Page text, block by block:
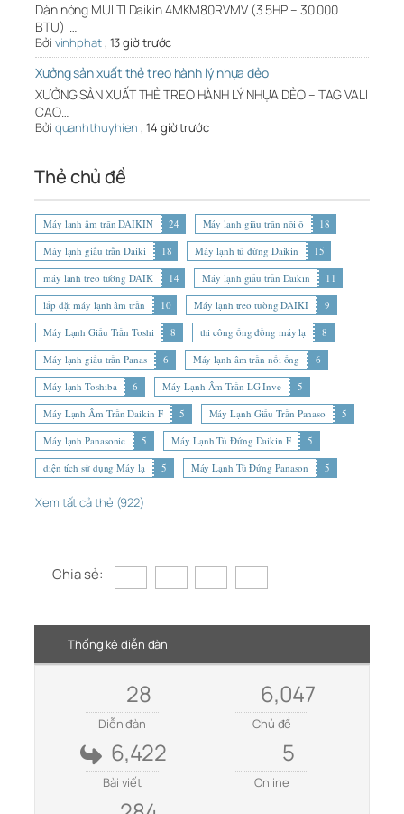
Dàn nóng MULTI Daikin 4MKM80RVMV (3.5HP – 30.000
BTU) l…
Bởi vinhphat, 13 giờ trước
Xưởng sản xuất thẻ treo hành lý nhựa dẻo
XƯỞNG SẢN XUẤT THẺ TREO HÀNH LÝ NHỰA DẺO – TAG VALI
CAO…
Bởi quanhthuyhien ,14 giờ trước
Thẻ chủ đề
Máy lạnh âm trần DAIKIN 24 Máy lạnh giấu trần nối ố
18
Máy lạnh giấu trần Daiki
18 Máy lạnh tủ đứng Daikin
15
máy lạnh treo tường DAIK
14 Máy lạnh giấu trần Daikin
11
lắp đặt máy lạnh âm trần
10 Máy lạnh treo tường DAIKI
9
Máy Lạnh Giấu Trần Toshi
8 thi công ống đồng máy lạ
8
Máy lạnh giấu trần Panas
6 Máy lạnh âm trần nối ống
6
Máy lạnh Toshiba
6 Máy Lạnh Âm Trần LG Inve
5
Máy Lạnh Âm Trần Daikin F
5 Máy Lạnh Giấu Trần Panaso
5
Máy lạnh Panasonic
5 Máy Lạnh Tủ Đứng Daikin F
5
diện tích sử dụng Máy lạ
5 Máy Lạnh Tủ Đứng Panason 5
Xem tất cả thẻ (922)
Chia sẻ:
Thống kê diễn đàn
28
Diễn đàn
6,047
Chủ đề
6,422
Bài viết
5
Online